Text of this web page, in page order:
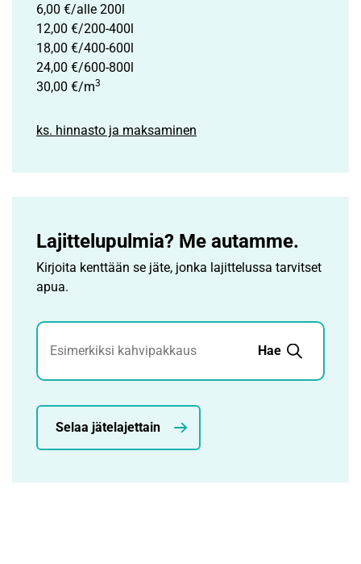
6,00 €/alle 200l
12,00 €/200-400l
18,00 €/400-600l
24,00 €/600-800l
30,00 €/m3
ks. hinnasto ja maksaminen
Lajittelupulmia? Me autamme.
Kirjoita kenttään se jäte, jonka lajittelussa tarvitset
apua.
Jätehaku
Hae
Selaa jätelajettain